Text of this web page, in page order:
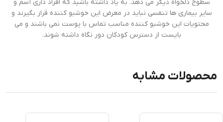
سطوح دلخواه دیگر می دهد. به یاد داشته باشید که افراد داری آسم و
سایر بیماری ها تنفسی نباید در معرض این خوشبو کننده قرار بگیرند و
محتویات این خوشبو کننده مناسب تماس با پوست نمی باشند و می
بایست از دسترس کودکان دور نگاه داشته شوند.
محصولات مشابه